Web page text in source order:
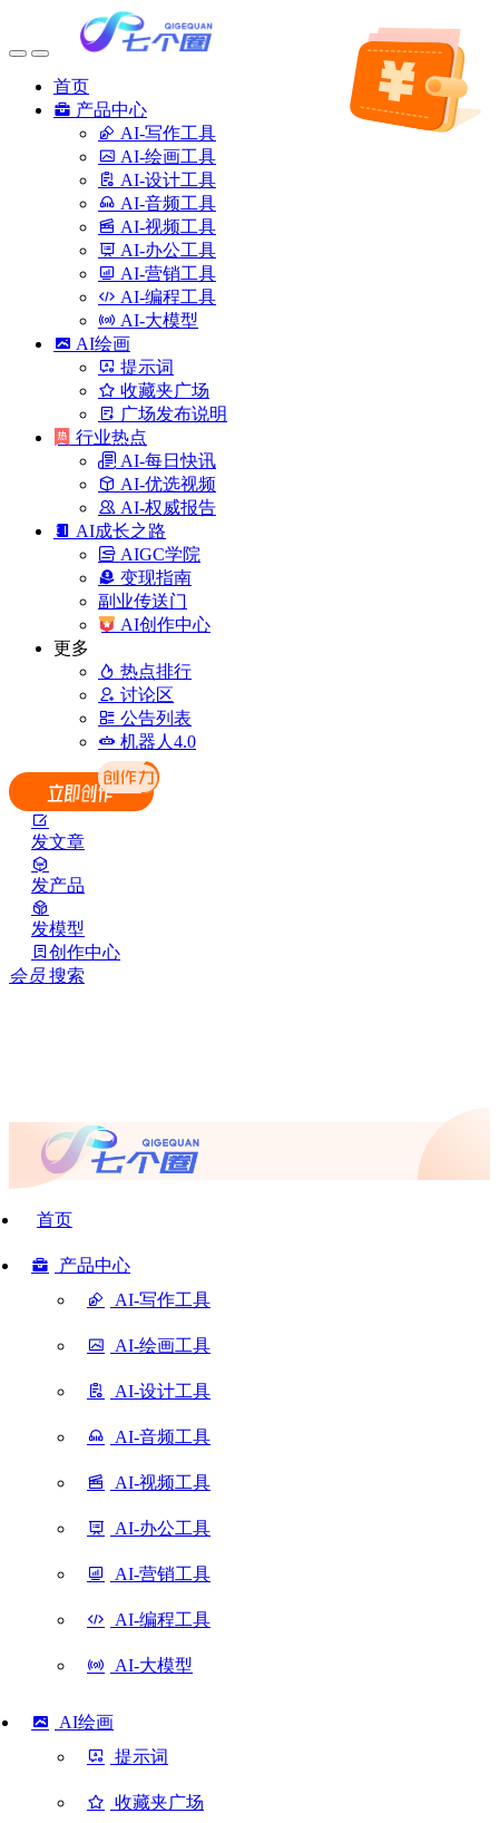
首页
产品中心
AI-写作工具
AI-绘画工具
AI-设计工具
AI-音频工具
AI-视频工具
AI-办公工具
AI-营销工具
AI-编程工具
AI-大模型
AI绘画
提示词
收藏夹广场
广场发布说明
行业热点
AI-每日快讯
AI-优选视频
AI-权威报告
AI成长之路
AIGC学院
变现指南
副业传送门
AI创作中心
更多
热点排行
讨论区
公告列表
机器人4.0
发文章
发产品
发模型
创作中心
会员 搜索
首页
产品中心
AI-写作工具
AI-绘画工具
AI-设计工具
AI-音频工具
AI-视频工具
AI-办公工具
AI-营销工具
AI-编程工具
AI-大模型
AI绘画
提示词
收藏夹广场